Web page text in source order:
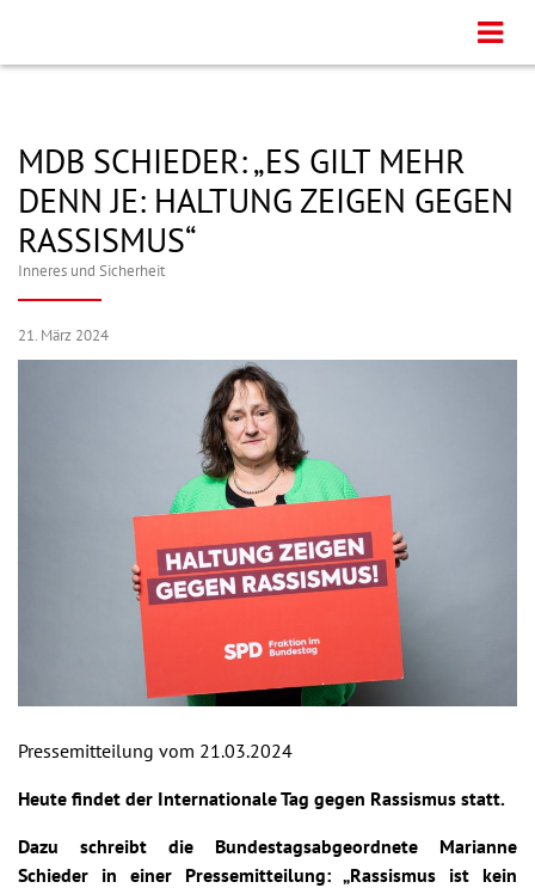
MDB SCHIEDER: „ES GILT MEHR
DENN JE: HALTUNG ZEIGEN GEGEN
RASSISMUS“
Inneres und Sicherheit
21. März 2024
Pressemitteilung vom 21.03.2024
Heute findet der Internationale Tag gegen Rassismus statt.
Dazu schreibt die Bundestagsabgeordnete Marianne
Schieder in einer Pressemitteilung: „Rassismus ist kein